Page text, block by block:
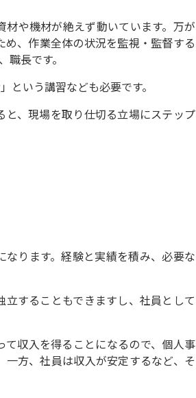
や機材が絶えず動いています。万が
、作業全体の状況を監視・監督する
長です。
いう講習なども必要です。
、現場を取り仕切る立場にステップ
ります。経験と実績を積み、必要な
することもできますし、社員として
収入を得ることになるので、個人事
方、社員は収入が安定するなど、そ